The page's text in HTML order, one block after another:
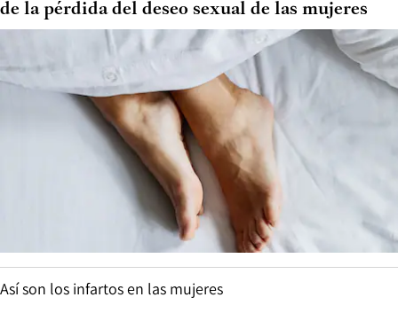
de la pérdida del deseo sexual de las mujeres
Así son los infartos en las mujeres